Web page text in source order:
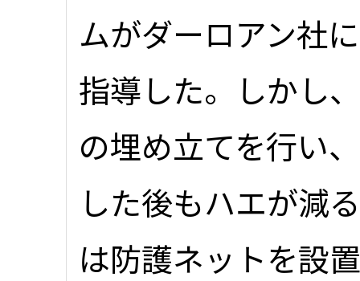
ムがダーロアン社
指導した。しかし
の埋め立てを行い
した後もハエが減
は防護ネットを設